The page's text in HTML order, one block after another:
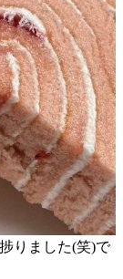
りました(笑)で